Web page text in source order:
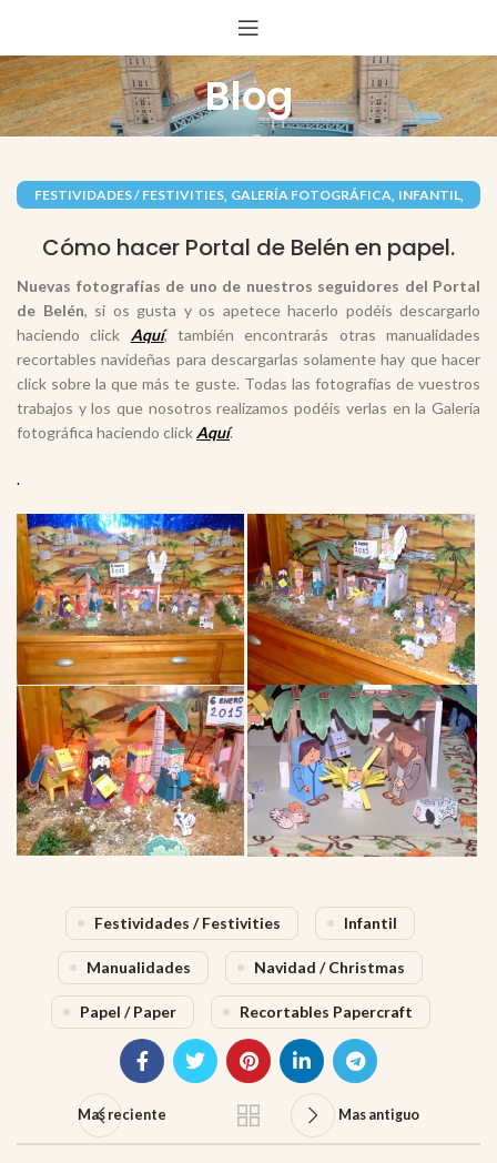
Blog
FESTIVIDADES / FESTIVITIES, GALERÍA FOTOGRÁFICA, INFANTIL,
RECORTABLES PAPERCRAFT
Cómo hacer Portal de Belén en papel.
Nuevas fotografías de uno de nuestros seguidores del Portal
de Belén, si os gusta y os apetece hacerlo podéis descargarlo
haciendo click Aquí, también encontrarás otras manualidades
recortables navideñas para descargarlas solamente hay que hacer
click sobre la que más te guste. Todas las fotografías de vuestros
trabajos y los que nosotros realizamos podéis verlas en la Galería
fotográfica haciendo click Aquí.
.
Festividades / Festivities Infantil
Manualidades Navidad / Christmas
Papel / Paper Recortables Papercraft
Mas reciente Mas antiguo